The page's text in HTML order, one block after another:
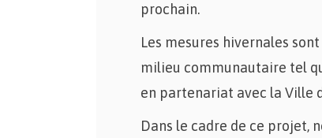
prochain.
Les mesures hivernales
milieu communautaire tel
en partenariat avec la Ville
Dans le cadre de ce projet,